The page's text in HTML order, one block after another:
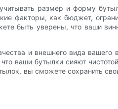
размер и форму
факторы, как бюджет,
быть уверены, что ваши
и внешнего вида вашего
ваши бутылки сияют
вы сможете сохранить